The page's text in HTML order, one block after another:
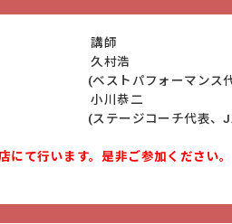
講師
久村浩
(ベストパフォーマンス
小川恭二
(ステージコーチ代表、
て行います。是非ご参加ください